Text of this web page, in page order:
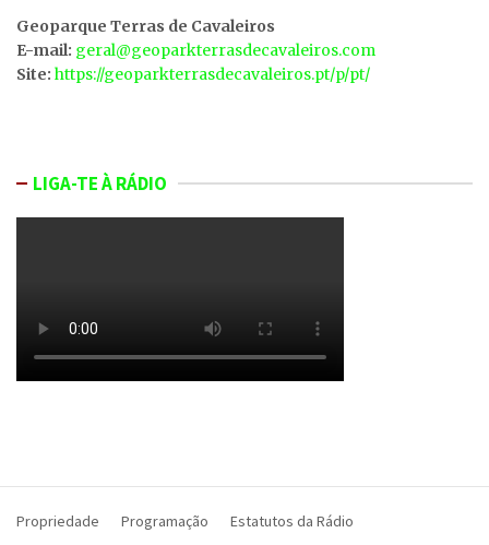
Geoparque Terras de Cavaleiros
E-mail: geral@geoparkterrasdecavaleiros.com
Site: https://geoparkterrasdecavaleiros.pt/p/pt/
LIGA-TE À RÁDIO
Propriedade Programação Estatutos da Rádio